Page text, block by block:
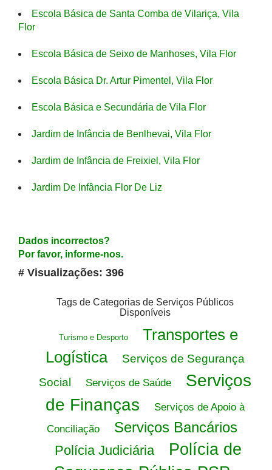
Escola Básica de Santa Comba de Vilariça, Vila
Flor
Escola Básica de Seixo de Manhoses, Vila Flor
Escola Básica Dr. Artur Pimentel, Vila Flor
Escola Básica e Secundária de Vila Flor
Jardim de Infância de Benlhevai, Vila Flor
Jardim de Infância de Freixiel, Vila Flor
Jardim De Infância Flor De Liz
Dados incorrectos?
Por favor, informe-nos.
# Visualizações: 396
Tags de Categorias de Serviços Públicos
Disponíveis
Turismo e Desporto
Transportes e
Logística
Serviços de Segurança
Social
Serviços de Saúde
Serviços
de Finanças
Serviços de Apoio à
Conciliação
Serviços Bancários
Polícia Judiciária
Polícia de